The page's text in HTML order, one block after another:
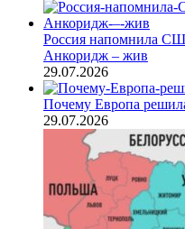
Россия напомнила
Анкоридж – жив
29.07.2026
Почему Европа
29.07.2026